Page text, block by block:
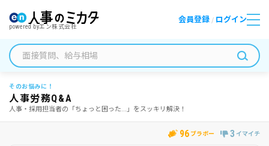
powered byエン株式会社
会員登録 / ログイン
そのお悩みに！
人事労務Q&A
人事・採用担当者の「ちょっと困った...」をスッキリ解決！
96 ブラボー 3 イマイチ